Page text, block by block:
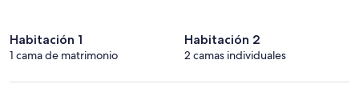
Habitación 1
1 cama de matrimonio
Habitación 2
2 camas individuales